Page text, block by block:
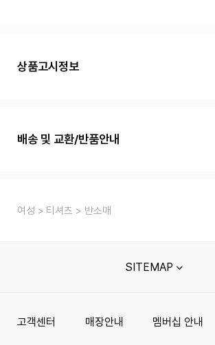
상품고시정보
배송 및 교환/반품안내
여성 티셔츠 반소매
SITEMAP
고객센터 매장안내 멤버십 안내